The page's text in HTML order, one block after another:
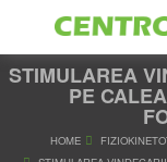
STIMULAREA
PE